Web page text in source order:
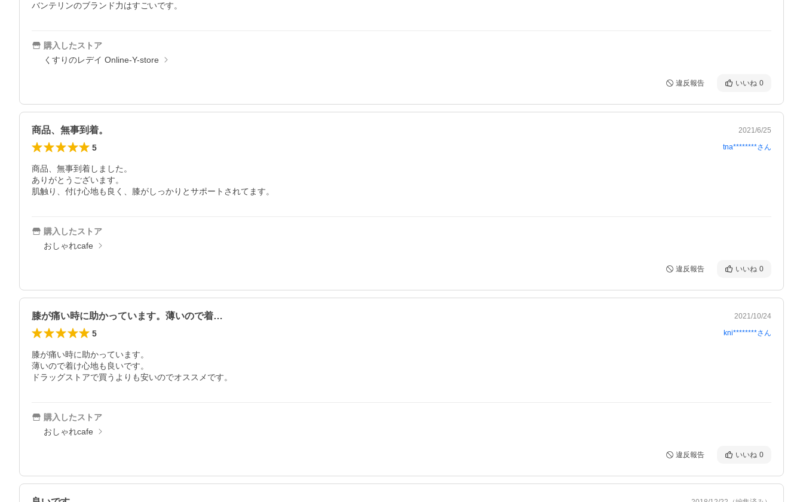
バンテリンのブランド力はすごいです。
購入したストア
くすりのレデイ Online-Y-store
違反報告 いいね 0
商品、無事到着。 2021/6/25
5 tna********さん
商品、無事到着しました。
ありがとうございます。
肌触り、付け心地も良く、膝がしっかりとサポートされてます。
購入したストア
おしゃれcafe
違反報告 いいね 0
膝が痛い時に助かっています。薄いので着… 2021/10/24
5 kni********さん
膝が痛い時に助かっています。
薄いので着け心地も良いです。
ドラッグストアで買うよりも安いのでオススメです。
購入したストア
おしゃれcafe
違反報告 いいね 0